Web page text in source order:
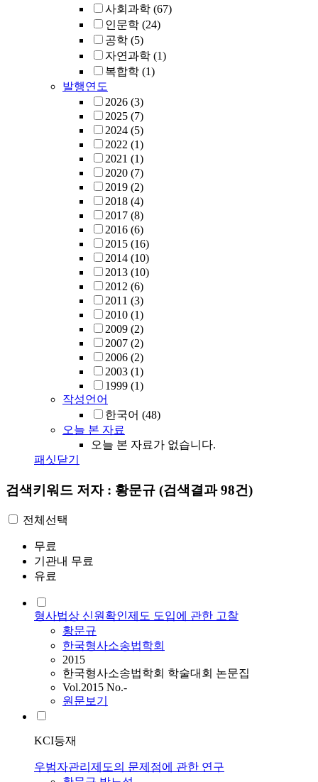
사회과학 (67)
인문학 (24)
공학 (5)
자연과학 (1)
복합학 (1)
발행연도
2026 (3)
2025 (7)
2024 (5)
2022 (1)
2021 (1)
2020 (7)
2019 (2)
2018 (4)
2017 (8)
2016 (6)
2015 (16)
2014 (10)
2013 (10)
2012 (6)
2011 (3)
2010 (1)
2009 (2)
2007 (2)
2006 (2)
2003 (1)
1999 (1)
작성언어
한국어 (48)
오늘 본 자료
오늘 본 자료가 없습니다.
패싯닫기
검색키워드 저자 : 황문규 (검색결과 98건)
전체선택
무료
기관내 무료
유료
형사법상 신원확인제도 도입에 관한 고찰
황문규
한국형사소송법학회
2015
한국형사소송법학회 학술대회 논문집
Vol.2015 No.-
원문보기
KCI등재
우범자관리제도의 문제점에 관한 연구